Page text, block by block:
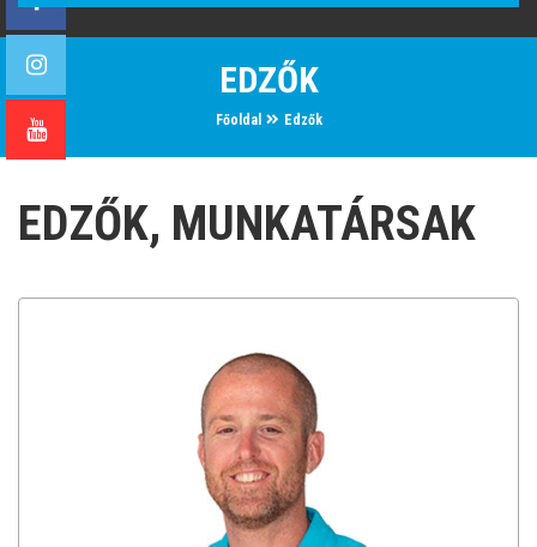
EDZŐK
Főoldal Edzők
EDZŐK, MUNKATÁRSAK